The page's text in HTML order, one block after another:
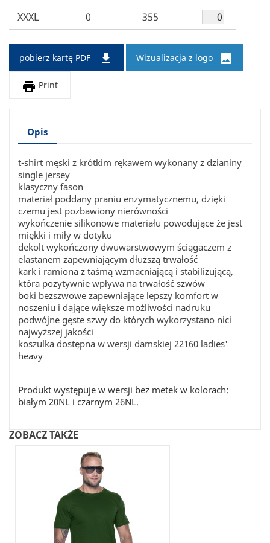
XXXL
0 355
pobierz kartę PDF  Wizualizacja z logo

 Print
Opis
t-shirt męski z krótkim rękawem wykonany z dzianiny
single jersey
klasyczny fason
materiał poddany praniu enzymatycznemu, dzięki
czemu jest pozbawiony nierówności
wykończenie silikonowe materiału powodujące że jest
miękki i miły w dotyku
dekolt wykończony dwuwarstwowym ściągaczem z
elastanem zapewniającym dłuższą trwałość
kark i ramiona z taśmą wzmacniającą i stabilizującą,
która pozytywnie wpływa na trwałość szwów
boki bezszwowe zapewniające lepszy komfort w
noszeniu i dające większe możliwości nadruku
podwójne gęste szwy do których wykorzystano nici
najwyższej jakości
koszulka dostępna w wersji damskiej 22160 ladies'
heavy
Produkt występuje w wersji bez metek w kolorach:
białym 20NL i czarnym 26NL.
ZOBACZ TAKŻE